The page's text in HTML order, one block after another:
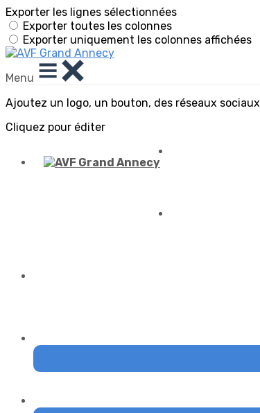
Exporter les lignes sélectionnées
Exporter toutes les colonnes
Exporter uniquement les colonnes affichées
Menu
Ajoutez un logo, un bouton, des réseaux sociaux
Cliquez pour éditer